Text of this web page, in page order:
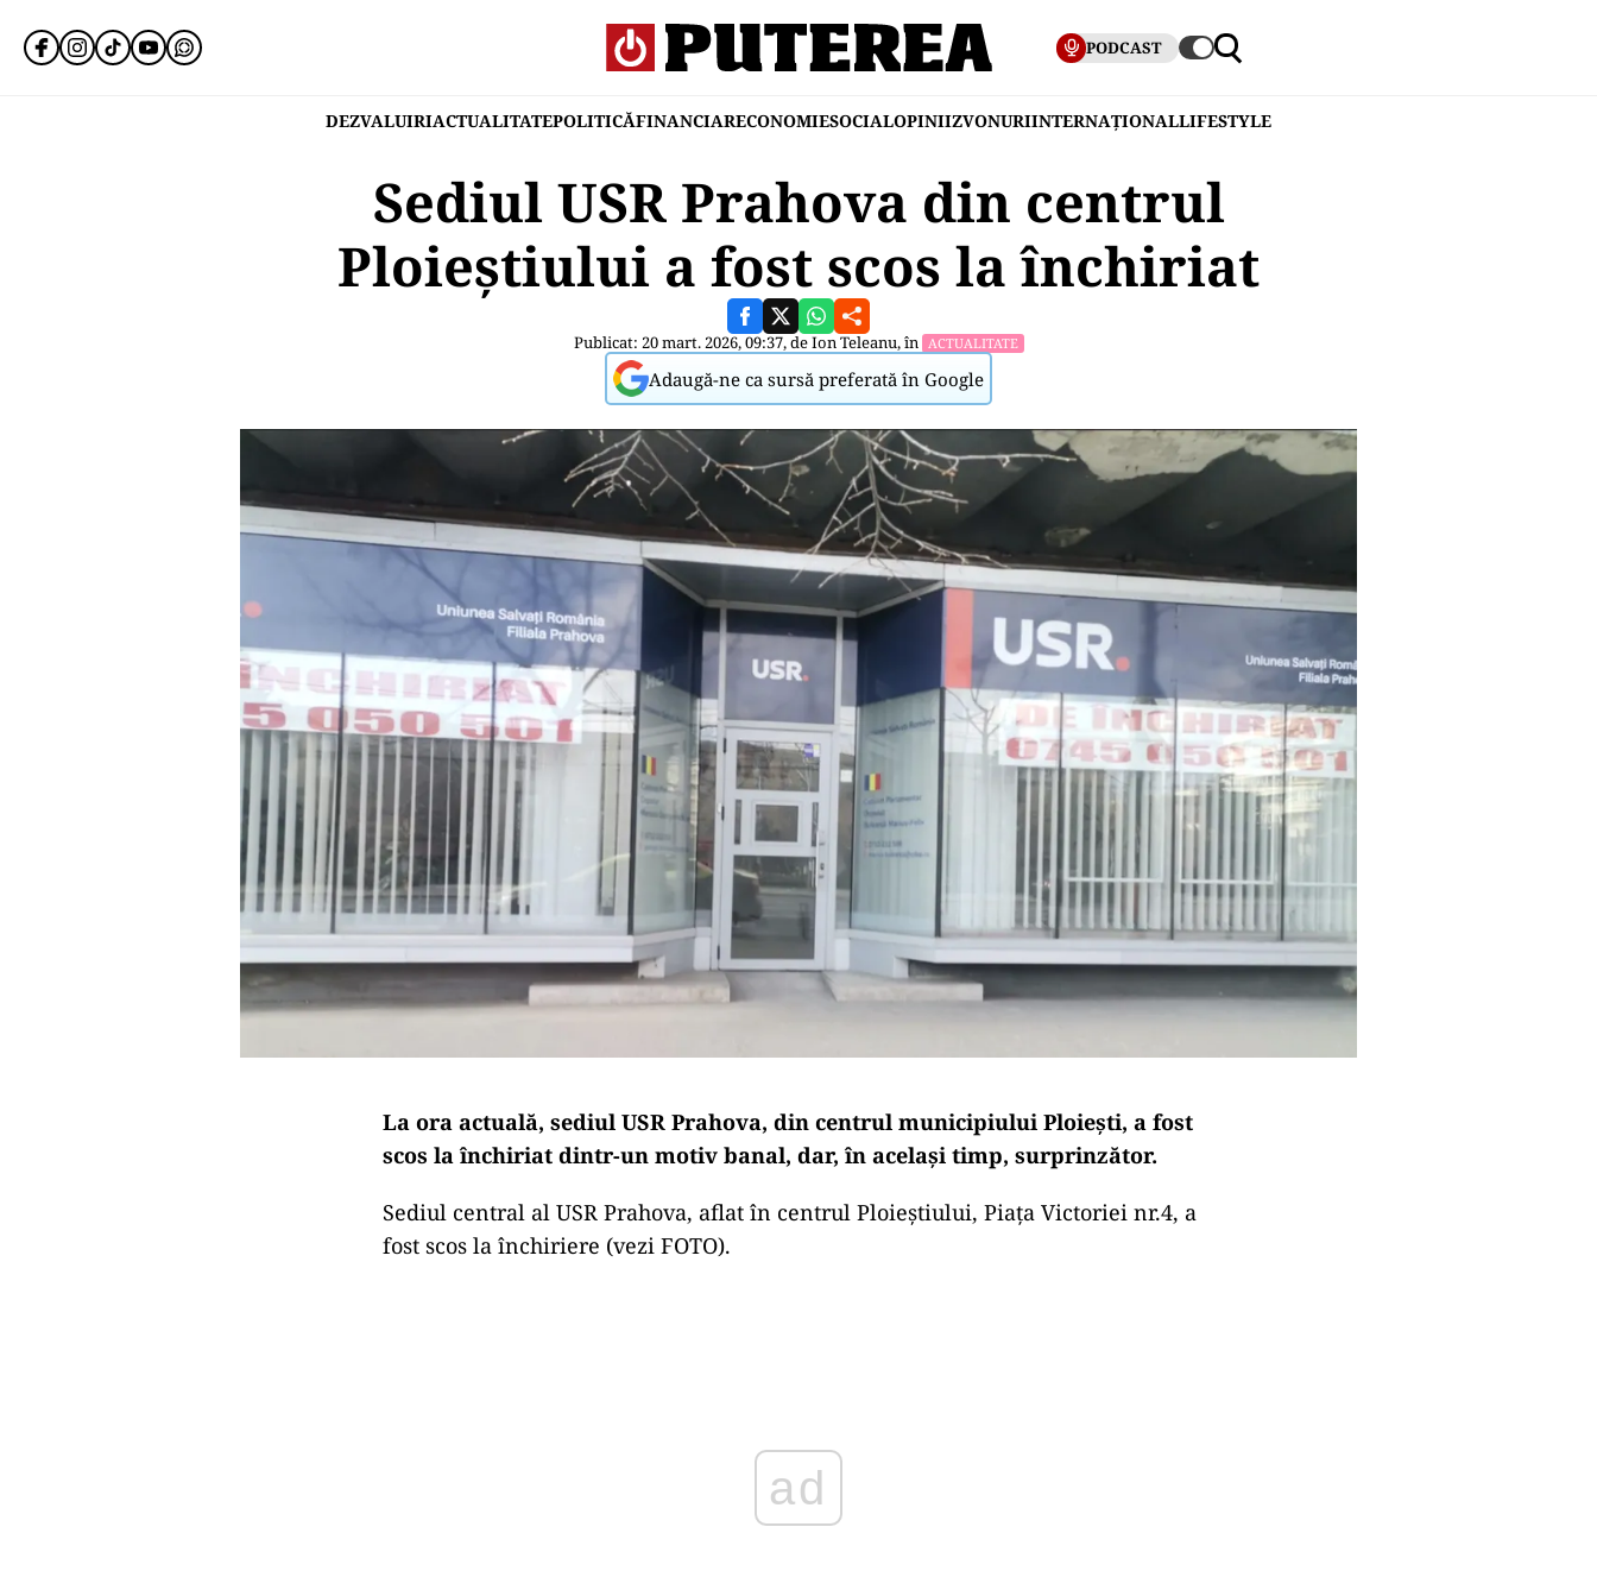
PODCAST
DEZVALUIRIACTUALITATEPOLITICĂFINANCIARECONOMIESOCIALOPINIIZVONURIINTERNAȚIONALLIFESTYLE
Sediul USR Prahova din centrul
Ploieștiului a fost scos la închiriat
Publicat: 20 mart. 2026, 09:37, deIon Teleanu, în ACTUALITATE
Adaugă-ne ca sursă preferată în Google
La ora actuală, sediul USR Prahova, din centrul municipiului Ploiești, a fost
scos la închiriat dintr-un motiv banal, dar, în același timp, surprinzător.
Sediul central al USR Prahova, aflat în centrul Ploieștiului, Piața Victoriei nr.4, a
fost scos la închiriere (vezi FOTO).